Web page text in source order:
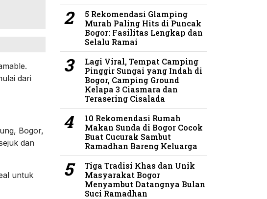
dari
Bogor,
dan
untuk
5 Rekomendasi Glamping
Murah Paling Hits di Puncak
Bogor: Fasilitas Lengkap dan
Selalu Ramai
Lagi Viral, Tempat Camping
Pinggir Sungai yang Indah di
Bogor, Camping Ground
Kelapa 3 Ciasmara dan
Terasering Cisalada
10 Rekomendasi Rumah
Makan Sunda di Bogor Cocok
Buat Cucurak Sambut
Ramadhan Bareng Keluarga
Tiga Tradisi Khas dan Unik
Masyarakat Bogor
Menyambut Datangnya Bulan
Suci Ramadhan